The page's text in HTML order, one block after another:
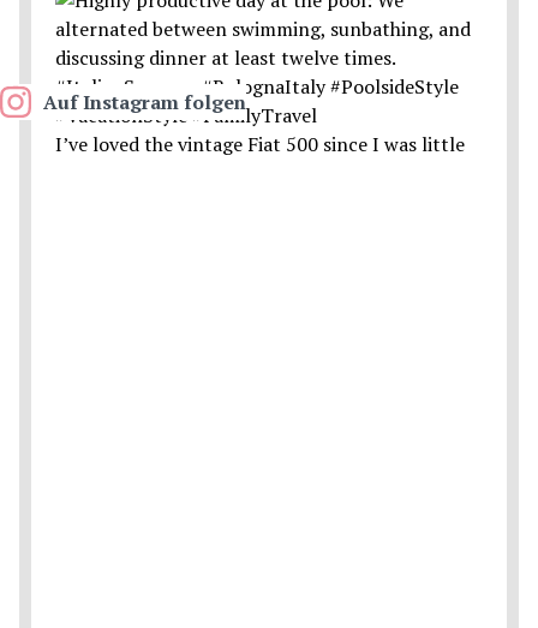
I’ve loved the vintage Fiat 500 since I was little
Auf Instagram folgen